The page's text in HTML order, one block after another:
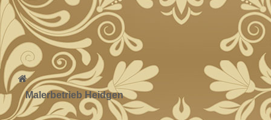
Malerbetrieb Heidgen